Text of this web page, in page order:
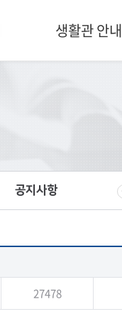
생활관 안내
공지사항
27478